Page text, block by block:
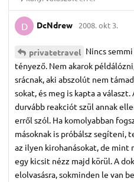
D DcNdrew 2008. okt 3.
privatetravel Nincs
tényező. Nem akarok
srácnak, aki abszolút nem
sokat, és meg is kapta a
durvább reakciót szül annak
erről szól. Ha komolyabban
másoknak is próbálsz segíteni,
az ilyen kirohanásokat, de mint
egy kicsit nézz majd körül. A
elolvasásra, sokminden le van